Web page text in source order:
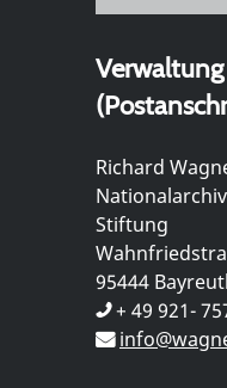
Richard
Stiftung
95444
+ 49 921-